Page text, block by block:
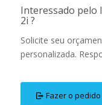
Interessado
2i ?
Solicite seu
personalizada.
Fazer o pedido